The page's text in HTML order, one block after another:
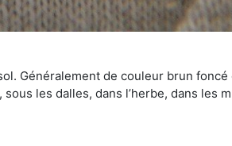
Généralement de couleur brun
les dalles, dans l’herbe, dans les